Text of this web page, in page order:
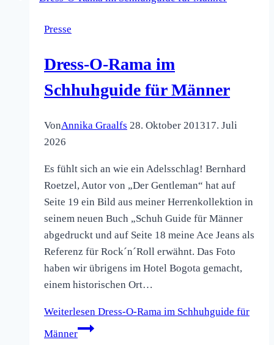
Presse
Dress-O-Rama im
Schhuhguide für Männer
VonAnnika Graalfs 28. Oktober 201317. Juli
2026
Es fühlt sich an wie ein Adelsschlag! Bernhard
Roetzel, Autor von „Der Gentleman“ hat auf
Seite 19 ein Bild aus meiner Herrenkollektion in
seinem neuen Buch „Schuh Guide für Männer
abgedruckt und auf Seite 18 meine Ace Jeans als
Referenz für Rock´n´Roll erwähnt. Das Foto
haben wir übrigens im Hotel Bogota gemacht,
einem historischen Ort…
Weiterlesen Dress-O-Rama im Schhuhguide für
Männer